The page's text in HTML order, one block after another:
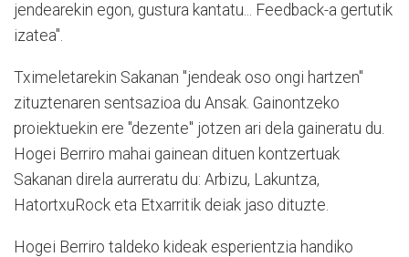
jendearekin egon, gustura kantatu... Feedback-a gertutik
izatea".
Tximeletarekin Sakanan "jendeak oso ongi hartzen"
zituztenaren sentsazioa du Ansak. Gainontzeko
proiektuekin ere "dezente" jotzen ari dela gaineratu du.
Hogei Berriro mahai gainean dituen kontzertuak
Sakanan direla aurreratu du: Arbizu, Lakuntza,
HatortxuRock eta Etxarritik deiak jaso dituzte.
Hogei Berriro taldeko kideak esperientzia handiko